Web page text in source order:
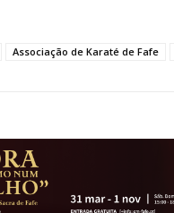
Associação de Karaté de Fafe